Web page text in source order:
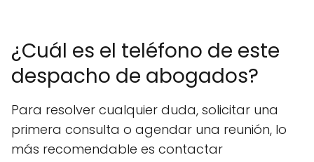
¿Cuál es el teléfono de este
despacho de abogados?
Para resolver cualquier duda, solicitar una
primera consulta o agendar una reunión, lo
más recomendable es contactar